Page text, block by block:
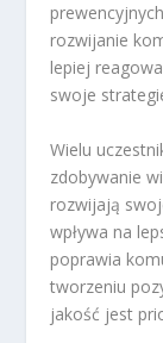
rozwijanie
lepiej
swoje
Wielu
zdobywanie
rozwijają
wpływa na
poprawia
tworzeniu
jakość jest